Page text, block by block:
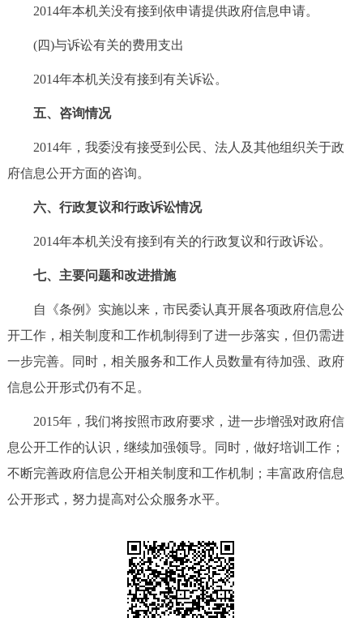
2014年本机关没有接到依申请提供政府信息申请。
(四)与诉讼有关的费用支出
2014年本机关没有接到有关诉讼。
五、咨询情况
2014年，我委没有接受到公民、法人及其他组织关于政
府信息公开方面的咨询。
六、行政复议和行政诉讼情况
2014年本机关没有接到有关的行政复议和行政诉讼。
七、主要问题和改进措施
自《条例》实施以来，市民委认真开展各项政府信息公
开工作，相关制度和工作机制得到了进一步落实，但仍需进
一步完善。同时，相关服务和工作人员数量有待加强、政府
信息公开形式仍有不足。
2015年，我们将按照市政府要求，进一步增强对政府信
息公开工作的认识，继续加强领导。同时，做好培训工作；
不断完善政府信息公开相关制度和工作机制；丰富政府信息
公开形式，努力提高对公众服务水平。